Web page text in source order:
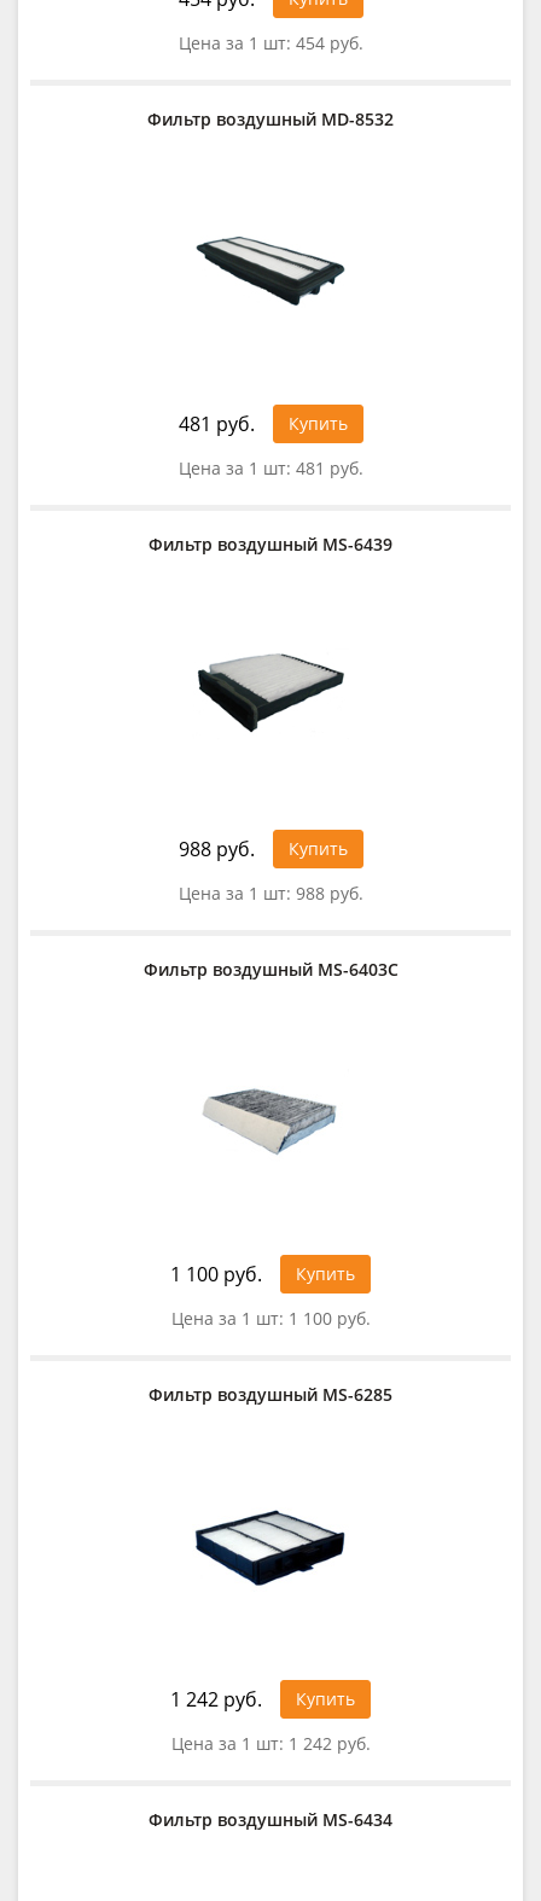
Цена за 1 шт: 454 руб.
Фильтр воздушный MD-8532
481 руб.
Купить
Цена за 1 шт: 481 руб.
Фильтр воздушный MS-6439
988 руб.
Купить
Цена за 1 шт: 988 руб.
Фильтр воздушный MS-6403C
1 100 руб.
Купить
Цена за 1 шт: 1 100 руб.
Фильтр воздушный MS-6285
1 242 руб.
Купить
Цена за 1 шт: 1 242 руб.
Фильтр воздушный MS-6434